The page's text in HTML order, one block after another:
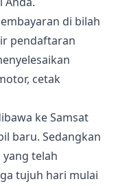
di bilah
pendaftaran
cetak
ke Samsat
baru. Sedangkan
telah
tujuh hari mulai